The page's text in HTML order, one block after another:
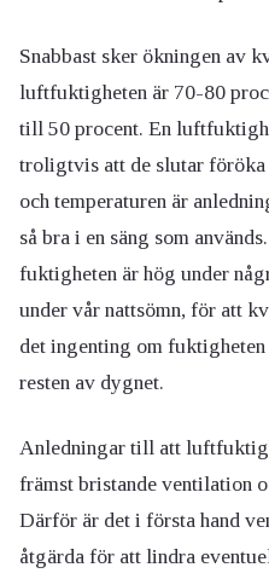
Snabbast sker ökningen av
luftfuktigheten är 70-80
till 50 procent. En
troligtvis att de slutar
och temperaturen är
så bra i en säng som
fuktigheten är hög under
under vår nattsömn, för att
det ingenting om
resten av dygnet.
Anledningar till att
främst bristande ventilation
Därför är det i första hand
åtgärda för att lindra